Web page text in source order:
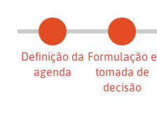
Definição da
agenda
Formulação e
tomada de
decisão